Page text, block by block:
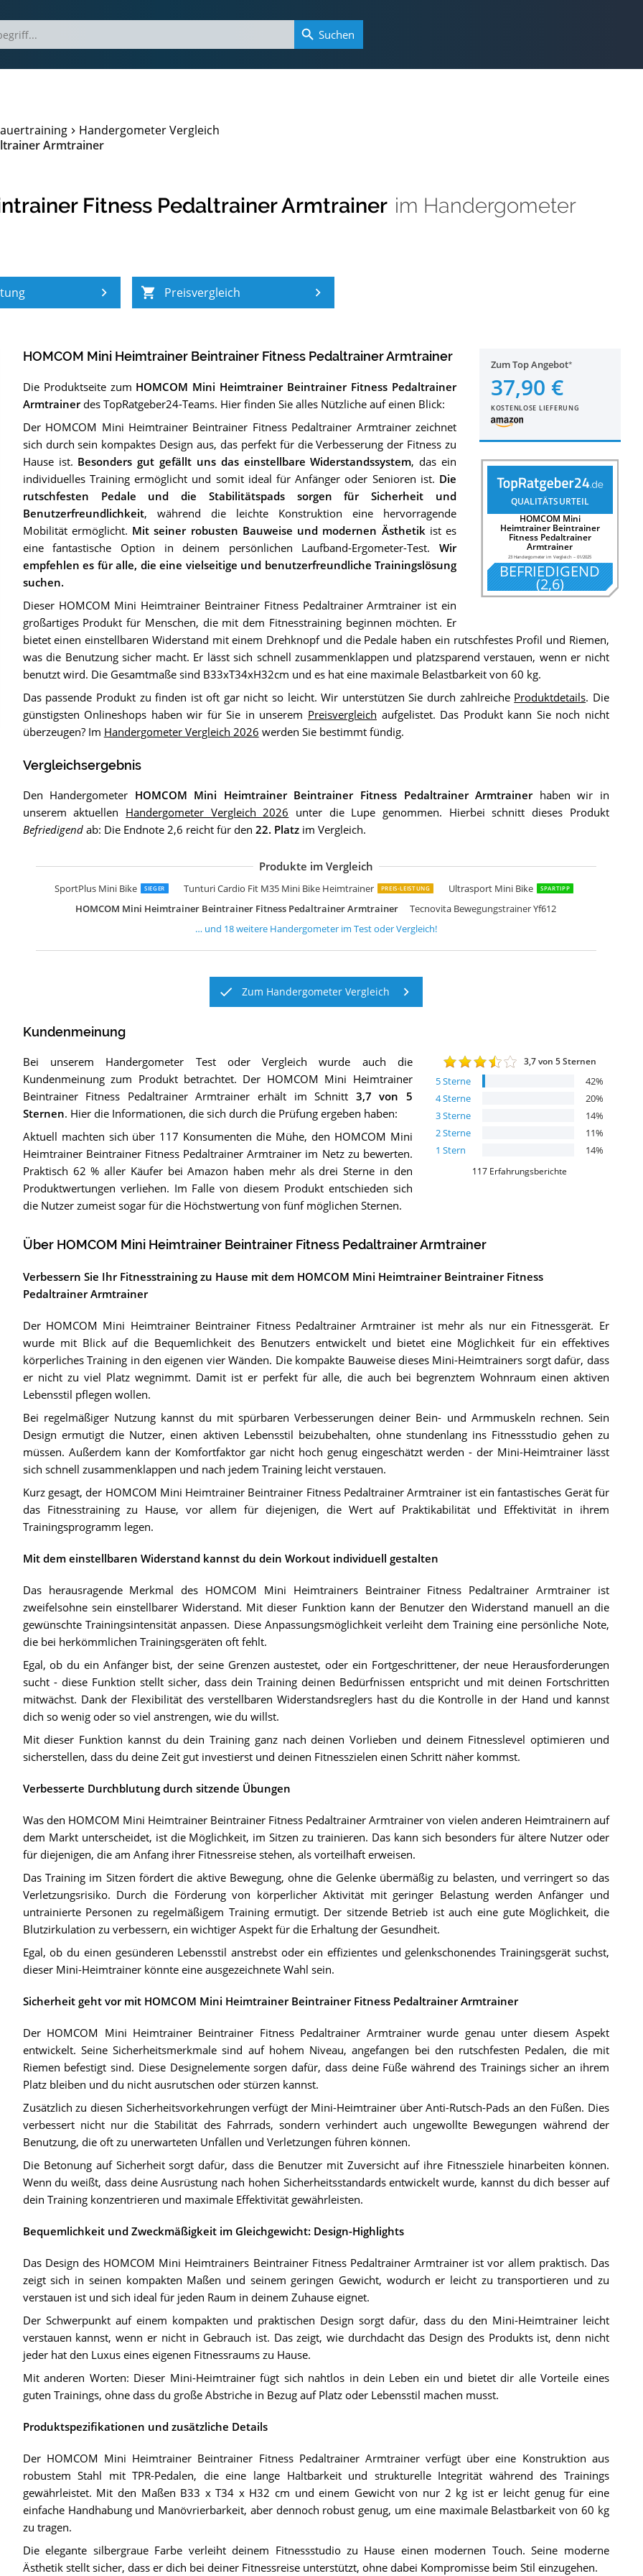
Handergometer Vergleich
Armtrainer
Fitness Pedaltrainer Armtrainer im Handergometer
Preisvergleich
Zum Top Angebot
37,90 €
KOSTENLOSE LIEFERUNG
QUALITÄTSURTEIL
HOMCOM Mini
Heimtrainer Beintrainer
Fitness Pedaltrainer
Armtrainer
23 Handergometer im Vergleich –01/2025
BEFRIEDIGEND
(2,6)
HOMCOM Mini Heimtrainer Beintrainer Fitness Pedaltrainer Armtrainer
Die Produktseite zum HOMCOM Mini Heimtrainer Beintrainer Fitness Pedaltrainer
Armtrainerdes TopRatgeber24-Teams. Hier finden Sie alles Nützliche auf einen Blick:
Der HOMCOM Mini Heimtrainer Beintrainer Fitness Pedaltrainer Armtrainer zeichnet
sich durch sein kompaktes Design aus, das perfekt für die Verbesserung der Fitness zu
Hause ist. Besonders gut gefällt uns das einstellbare Widerstandssystem, das ein
individuelles Training ermöglicht und somit ideal für Anfänger oder Senioren ist. Die
rutschfesten Pedale und die Stabilitätspads sorgen für Sicherheit und
Benutzerfreundlichkeit, während die leichte Konstruktion eine hervorragende
Mobilität ermöglicht. Mit seiner robusten Bauweise und modernen Ästhetik ist es
eine fantastische Option in deinem persönlichen Laufband-Ergometer-Test.Wir
empfehlen es für alle, die eine vielseitige und benutzerfreundliche Trainingslösung
suchen.
Dieser HOMCOM Mini Heimtrainer Beintrainer Fitness Pedaltrainer Armtrainer ist ein
großartiges Produkt für Menschen, die mit dem Fitnesstraining beginnen möchten. Er
bietet einen einstellbaren Widerstand mit einem Drehknopf und die Pedale haben ein rutschfestes Profil und Riemen,
was die Benutzung sicher macht. Er lässt sich schnell zusammenklappen und platzsparend verstauen, wenn er nicht
benutzt wird. Die Gesamtmaße sind B33xT34xH32cm und es hat eine maximale Belastbarkeit von 60 kg.
Das passende Produkt zu finden ist oft gar nicht so leicht. Wir unterstützen Sie durch zahlreiche Produktdetails. Die
günstigsten Onlineshops haben wir für Sie in unserem Preisvergleich aufgelistet. Das Produkt kann Sie noch nicht
überzeugen? Im Handergometer Vergleich 2026 werden Sie bestimmt fündig.
Vergleichsergebnis
Den Handergometer HOMCOM Mini Heimtrainer Beintrainer Fitness Pedaltrainer Armtrainerhaben wir in
unserem aktuellen Handergometer Vergleich 2026 unter die Lupe genommen. Hierbei schnitt dieses Produkt
Befriedigendab: Die Endnote 2,6 reicht für den 22. Platzim Vergleich.
Produkte im Vergleich
SportPlus Mini Bike SIEGER Tunturi Cardio Fit M35 Mini Bike Heimtrainer PREIS-LEISTUNG Ultrasport Mini Bike SPARTIPP
HOMCOM Mini Heimtrainer Beintrainer Fitness Pedaltrainer Armtrainer Tecnovita Bewegungstrainer Yf612
Tretmann Pedaltrainer PRO Set extra Leise & gelenkschonend
Neu Tretmann Basic Pedaltrainer Set -extra standfest & leise-
maxVitalis Mini Bike
Uten Mini Heimtrainer
HELDENWERK Pedaltrainer Basic Set
Christopeit Heimtrainer Mini Bike MB 3
Tunturi Cardio Fit M30 Mini Bike Heimtrainer
himaly Minibike
Minibike Heimtrainer Bewegungstrainer Pedaltrainer Trainingsgerät
VITALmaxx Mini-Trainer für Arme und Beine
Juskys Pedaltrainer Sportivo leiser Heimtrainer
ISO TRADE Mini-Fahrrad Mini-Heimtrainer
Mini Heimtrainer Bewegungstrainer Pedaltrainer Armtrainer
AGM Mini-Heimtrainer Fahrrad Arm und Beintrainer Fitnesstrainer
AGM Heimtrainer Mini Bike
Mini Bike Beintrainer Mini Arm und Beintrainer
Sport-Tec Arm- und Beintrainer move 1.0
Sundo Bewegungstrainer Digital Armtrainer
… und 18weitere Handergometerim Test oder Vergleich!
Zum Handergometer Vergleich
Kundenmeinung
3,7von 5 Sternen
5Sterne 42%
4Sterne 20%
3Sterne 14%
2Sterne 11%
1 Stern 14%
117 Erfahrungsberichte
Bei unserem Handergometer Test oder Vergleich wurde auch die
Kundenmeinung zum Produkt betrachtet. Der HOMCOM Mini Heimtrainer
Beintrainer Fitness Pedaltrainer Armtrainer erhält im Schnitt 3,7 von 5
Sternen. Hier die Informationen, die sich durch die Prüfung ergeben haben:
Aktuell machten sich über 117 Konsumenten die Mühe, den HOMCOM Mini
Heimtrainer Beintrainer Fitness Pedaltrainer Armtrainer im Netz zu bewerten.
Praktisch 62 % aller Käufer bei Amazon haben mehr als drei Sterne in den
Produktwertungen verliehen. Im Falle von diesem Produkt entschieden sich
die Nutzer zumeist sogar für die Höchstwertung von fünf möglichen Sternen.
Über HOMCOM Mini Heimtrainer Beintrainer Fitness Pedaltrainer Armtrainer
Verbessern Sie Ihr Fitnesstraining zu Hause mit dem HOMCOM Mini Heimtrainer Beintrainer Fitness
Pedaltrainer Armtrainer
Der HOMCOM Mini Heimtrainer Beintrainer Fitness Pedaltrainer Armtrainer ist mehr als nur ein Fitnessgerät. Er
wurde mit Blick auf die Bequemlichkeit des Benutzers entwickelt und bietet eine Möglichkeit für ein effektives
körperliches Training in den eigenen vier Wänden. Die kompakte Bauweise dieses Mini-Heimtrainers sorgt dafür, dass
er nicht zu viel Platz wegnimmt. Damit ist er perfekt für alle, die auch bei begrenztem Wohnraum einen aktiven
Lebensstil pflegen wollen.
Bei regelmäßiger Nutzung kannst du mit spürbaren Verbesserungen deiner Bein- und Armmuskeln rechnen. Sein
Design ermutigt die Nutzer, einen aktiven Lebensstil beizubehalten, ohne stundenlang ins Fitnessstudio gehen zu
müssen. Außerdem kann der Komfortfaktor gar nicht hoch genug eingeschätzt werden - der Mini-Heimtrainer lässt
sich schnell zusammenklappen und nach jedem Training leicht verstauen.
Kurz gesagt, der HOMCOM Mini Heimtrainer Beintrainer Fitness Pedaltrainer Armtrainer ist ein fantastisches Gerät für
das Fitnesstraining zu Hause, vor allem für diejenigen, die Wert auf Praktikabilität und Effektivität in ihrem
Trainingsprogramm legen.
Mit dem einstellbaren Widerstand kannst du dein Workout individuell gestalten
Das herausragende Merkmal des HOMCOM Mini Heimtrainers Beintrainer Fitness Pedaltrainer Armtrainer ist
zweifelsohne sein einstellbarer Widerstand. Mit dieser Funktion kann der Benutzer den Widerstand manuell an die
gewünschte Trainingsintensität anpassen. Diese Anpassungsmöglichkeit verleiht dem Training eine persönliche Note,
die bei herkömmlichen Trainingsgeräten oft fehlt.
Egal, ob du ein Anfänger bist, der seine Grenzen austestet, oder ein Fortgeschrittener, der neue Herausforderungen
sucht - diese Funktion stellt sicher, dass dein Training deinen Bedürfnissen entspricht und mit deinen Fortschritten
mitwächst. Dank der Flexibilität des verstellbaren Widerstandsreglers hast du die Kontrolle in der Hand und kannst
dich so wenig oder so viel anstrengen, wie du willst.
Mit dieser Funktion kannst du dein Training ganz nach deinen Vorlieben und deinem Fitnesslevel optimieren und
sicherstellen, dass du deine Zeit gut investierst und deinen Fitnesszielen einen Schritt näher kommst.
Verbesserte Durchblutung durch sitzende Übungen
Was den HOMCOM Mini Heimtrainer Beintrainer Fitness Pedaltrainer Armtrainer von vielen anderen Heimtrainern auf
dem Markt unterscheidet, ist die Möglichkeit, im Sitzen zu trainieren. Das kann sich besonders für ältere Nutzer oder
für diejenigen, die am Anfang ihrer Fitnessreise stehen, als vorteilhaft erweisen.
Das Training im Sitzen fördert die aktive Bewegung, ohne die Gelenke übermäßig zu belasten, und verringert so das
Verletzungsrisiko. Durch die Förderung von körperlicher Aktivität mit geringer Belastung werden Anfänger und
untrainierte Personen zu regelmäßigem Training ermutigt. Der sitzende Betrieb ist auch eine gute Möglichkeit, die
Blutzirkulation zu verbessern, ein wichtiger Aspekt für die Erhaltung der Gesundheit.
Egal, ob du einen gesünderen Lebensstil anstrebst oder ein effizientes und gelenkschonendes Trainingsgerät suchst,
dieser Mini-Heimtrainer könnte eine ausgezeichnete Wahl sein.
Sicherheit geht vor mit HOMCOM Mini Heimtrainer Beintrainer Fitness Pedaltrainer Armtrainer
Der HOMCOM Mini Heimtrainer Beintrainer Fitness Pedaltrainer Armtrainer wurde genau unter diesem Aspekt
entwickelt. Seine Sicherheitsmerkmale sind auf hohem Niveau, angefangen bei den rutschfesten Pedalen, die mit
Riemen befestigt sind. Diese Designelemente sorgen dafür, dass deine Füße während des Trainings sicher an ihrem
Platz bleiben und du nicht ausrutschen oder stürzen kannst.
Zusätzlich zu diesen Sicherheitsvorkehrungen verfügt der Mini-Heimtrainer über Anti-Rutsch-Pads an den Füßen. Dies
verbessert nicht nur die Stabilität des Fahrrads, sondern verhindert auch ungewollte Bewegungen während der
Benutzung, die oft zu unerwarteten Unfällen und Verletzungen führen können.
Die Betonung auf Sicherheit sorgt dafür, dass die Benutzer mit Zuversicht auf ihre Fitnessziele hinarbeiten können.
Wenn du weißt, dass deine Ausrüstung nach hohen Sicherheitsstandards entwickelt wurde, kannst du dich besser auf
dein Training konzentrieren und maximale Effektivität gewährleisten.
Bequemlichkeit und Zweckmäßigkeit im Gleichgewicht: Design-Highlights
Das Design des HOMCOM Mini Heimtrainers Beintrainer Fitness Pedaltrainer Armtrainer ist vor allem praktisch. Das
zeigt sich in seinen kompakten Maßen und seinem geringen Gewicht, wodurch er leicht zu transportieren und zu
verstauen ist und sich ideal für jeden Raum in deinem Zuhause eignet.
Der Schwerpunkt auf einem kompakten und praktischen Design sorgt dafür, dass du den Mini-Heimtrainer leicht
verstauen kannst, wenn er nicht in Gebrauch ist. Das zeigt, wie durchdacht das Design des Produkts ist, denn nicht
jeder hat den Luxus eines eigenen Fitnessraums zu Hause.
Mit anderen Worten: Dieser Mini-Heimtrainer fügt sich nahtlos in dein Leben ein und bietet dir alle Vorteile eines
guten Trainings, ohne dass du große Abstriche in Bezug auf Platz oder Lebensstil machen musst.
Produktspezifikationen und zusätzliche Details
Der HOMCOM Mini Heimtrainer Beintrainer Fitness Pedaltrainer Armtrainer verfügt über eine Konstruktion aus
robustem Stahl mit TPR-Pedalen, die eine lange Haltbarkeit und strukturelle Integrität während des Trainings
gewährleistet. Mit den Maßen B33 x T34 x H32 cm und einem Gewicht von nur 2 kg ist er leicht genug für eine
einfache Handhabung und Manövrierbarkeit, aber dennoch robust genug, um eine maximale Belastbarkeit von 60 kg
zu tragen.
Die elegante silbergraue Farbe verleiht deinem Fitnessstudio zu Hause einen modernen Touch. Seine moderne
Ästhetik stellt sicher, dass er dich bei deiner Fitnessreise unterstützt, ohne dabei Kompromisse beim Stil einzugehen.
Suchen